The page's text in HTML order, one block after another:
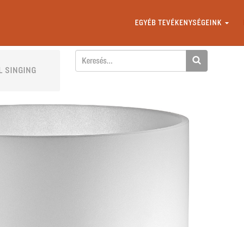
EGYÉB TEVÉKENYSÉGEINK
SINGING